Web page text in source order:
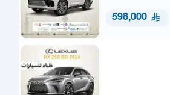
598,000